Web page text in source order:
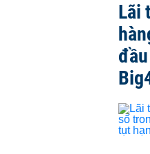
Lãi